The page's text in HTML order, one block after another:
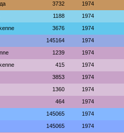
3732 1974
1188 1974
3676 1974
145164 1974
1239 1974
415 1974
3853 1974
1360 1974
464 1974
145065 1974
145065 1974